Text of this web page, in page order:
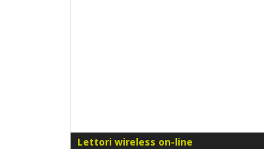
Lettori wireless on-line